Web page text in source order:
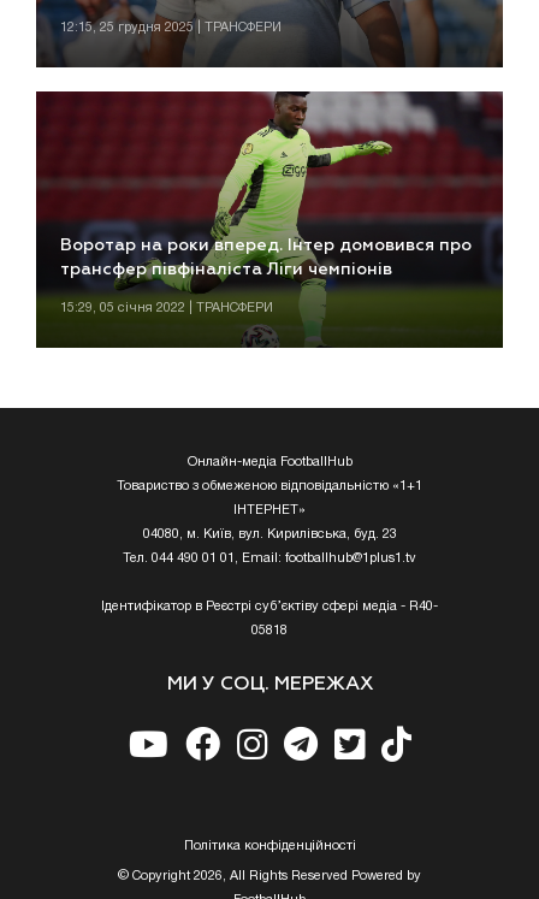
12:15, 25 грудня 2025 | ТРАНСФЕРИ
Воротар на роки вперед. Інтер домовився про
трансфер півфіналіста Ліги чемпіонів
15:29, 05 січня 2022 | ТРАНСФЕРИ
Онлайн-медіа FootballHub
Товариство з обмеженою відповідальністю «1+1
ІНТЕРНЕТ»
04080, м. Київ, вул. Кирилівська, буд. 23
Тел. 044 490 01 01, Email: footballhub@1plus1.tv
Ідентифікатор в Реєстрі суб’єктіву сфері медіа - R40-
05818
МИ У СОЦ. МЕРЕЖАХ
Полiтика конфiденцiйностi
© Copyright 2026, All Rights Reserved Powered by